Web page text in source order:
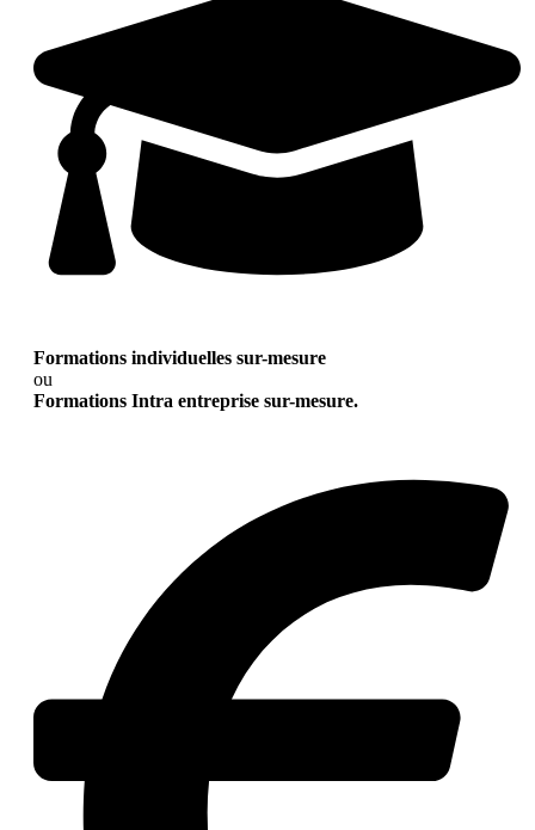
Formations individuelles sur-mesure
ou
Formations Intra entreprise sur-mesure.